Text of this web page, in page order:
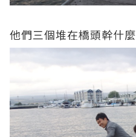
他們三個堆在橋頭幹什麼